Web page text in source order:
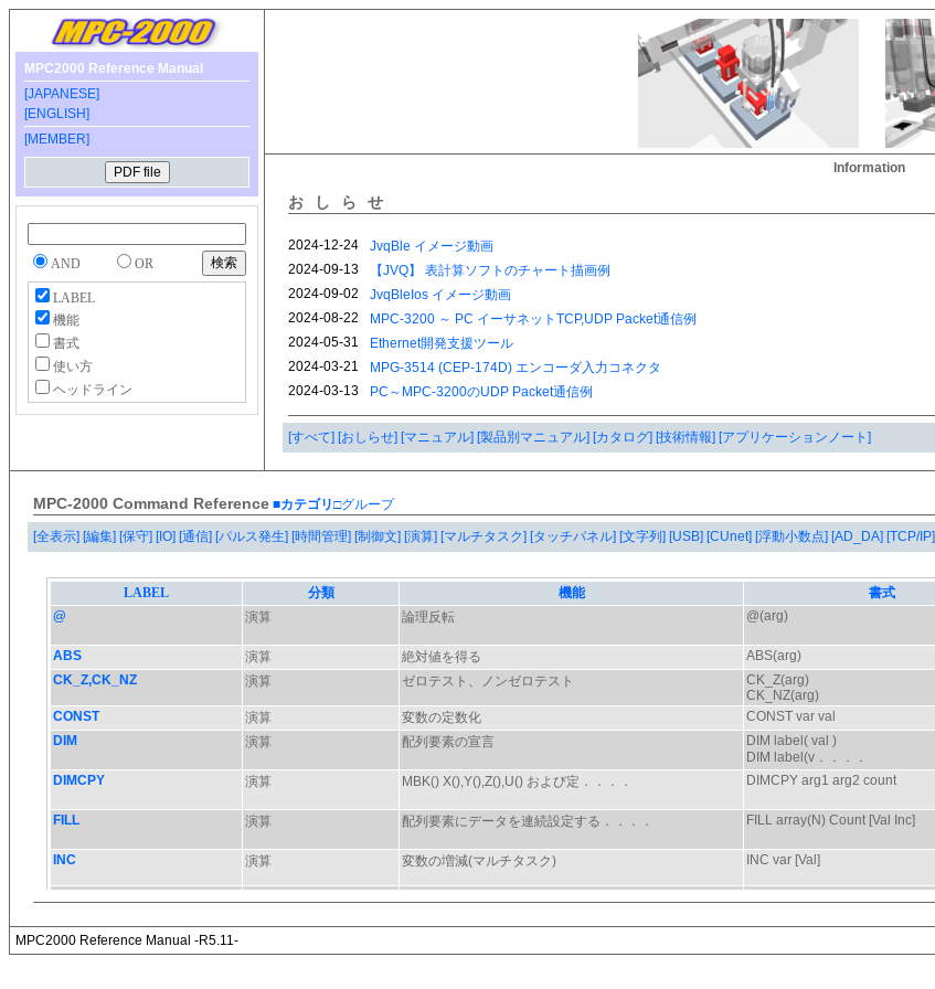
MPC2000 Reference Manual
[JAPANESE]
[ENGLISH]
[MEMBER]
AND OR
LABEL
機能
書式
使い方
ヘッドライン
Information
おしらせ
[すべて] [おしらせ] [マニュアル] [製品別マニュアル] [カタログ] [技術情報] [アプリケーションノート]
MPC-2000 Command Reference ■カテゴリ□グループ
[全表示] [編集] [保守] [IO] [通信] [パルス発生] [時間管理] [制御文] [演算] [マルチタスク] [タッチパネル] [文字列] [USB] [CUnet] [浮動小数点] [AD_DA] [TCP/IP]
MPC2000 Reference Manual -R5.11-